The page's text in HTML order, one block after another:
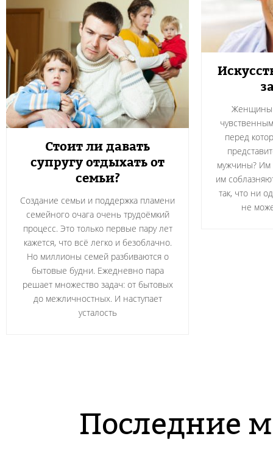
Женщины
перед
мужчины? Им
им
так, что ни
не
Стоит ли давать
супругу отдыхать от
семьи?
Создание семьи и поддержка пламени
семейного очага очень трудоёмкий
процесс. Это только первые пару лет
кажется, что всё легко и безоблачно.
Но миллионы семей разбиваются о
бытовые будни. Ежедневно пара
решает множество задач: от бытовых
до межличностных. И наступает
усталость
Последние